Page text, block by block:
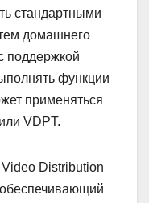
стандартными
домашнего
поддержкой
функции
применяться
VDPT.
Distribution